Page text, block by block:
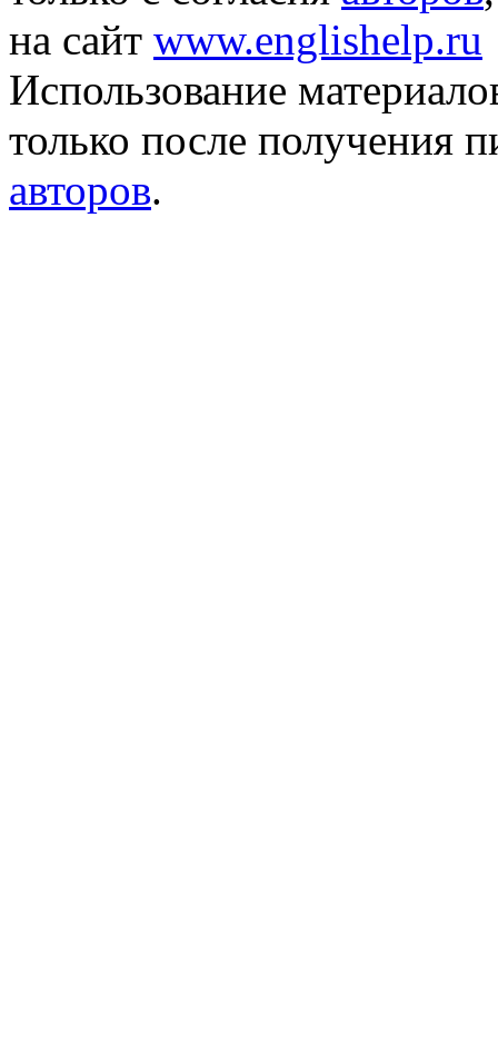
на сайт www.englishelp.ru
Использование
только после получения
авторов.